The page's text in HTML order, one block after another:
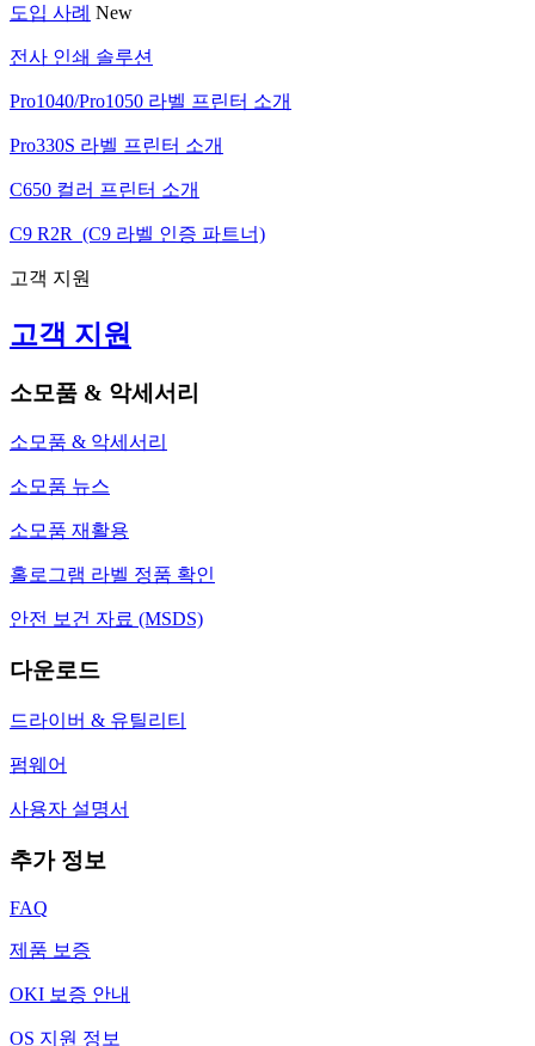
도입 사례 New
전사 인쇄 솔루션
Pro1040/Pro1050 라벨 프린터 소개
Pro330S 라벨 프린터 소개
C650 컬러 프린터 소개
C9 R2R (C9 라벨 인증 파트너)
고객 지원
고객 지원
소모품 & 악세서리
소모품 & 악세서리
소모품 뉴스
소모품 재활용
홀로그램 라벨 정품 확인
안전 보건 자료 (MSDS)
다운로드
드라이버 & 유틸리티
펌웨어
사용자 설명서
추가 정보
FAQ
제품 보증
OKI 보증 안내
OS 지원 정보